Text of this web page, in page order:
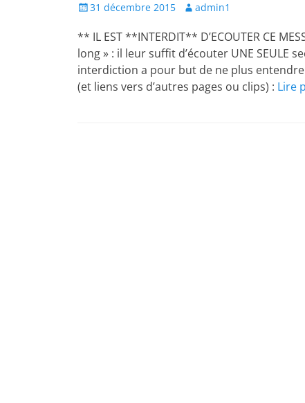
Posted
31 décembre 2015 Author
admin1
** IL EST **INTERDIT** D’ECOUTER CE
long » : il leur suffit d’écouter UNE SEULE
interdiction a pour but de ne plus entendre «
(et liens vers d’autres pages ou clips) : Lire